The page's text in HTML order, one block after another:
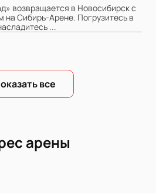
возвращается в Новосибирск с
на Сибирь-Арене. Погрузитесь в
...
все
арены